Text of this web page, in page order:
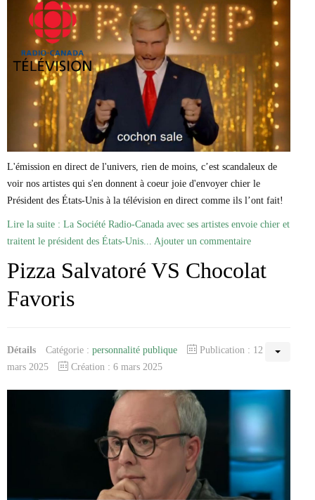
L'émission en direct de l'univers, rien de moins, c’est scandaleux de
voir nos artistes qui s'en donnent à coeur joie d'envoyer chier le
Président des États-Unis à la télévision en direct comme ils l’ont fait!
Lire la suite : La Société Radio-Canada avec ses artistes envoie chier et
traitent le président des États-Unis...
Ajouter un commentaire
Pizza Salvatoré VS Chocolat
Favoris
Détails Catégorie : personnalité publique
Publication : 12
mars 2025
Création : 6 mars 2025